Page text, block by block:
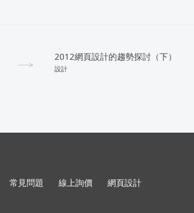
2012網頁設計的趨勢探討（下）
設計
常見問題 線上詢價 網頁設計